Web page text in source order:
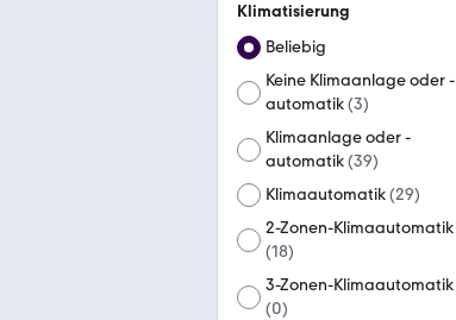
Klimatisierung
Beliebig
Keine Klimaanlage oder -
automatik(3)
Klimaanlage oder -
automatik(39)
Klimaautomatik(29)
2-Zonen-Klimaautomatik
(18)
3-Zonen-Klimaautomatik
(0)